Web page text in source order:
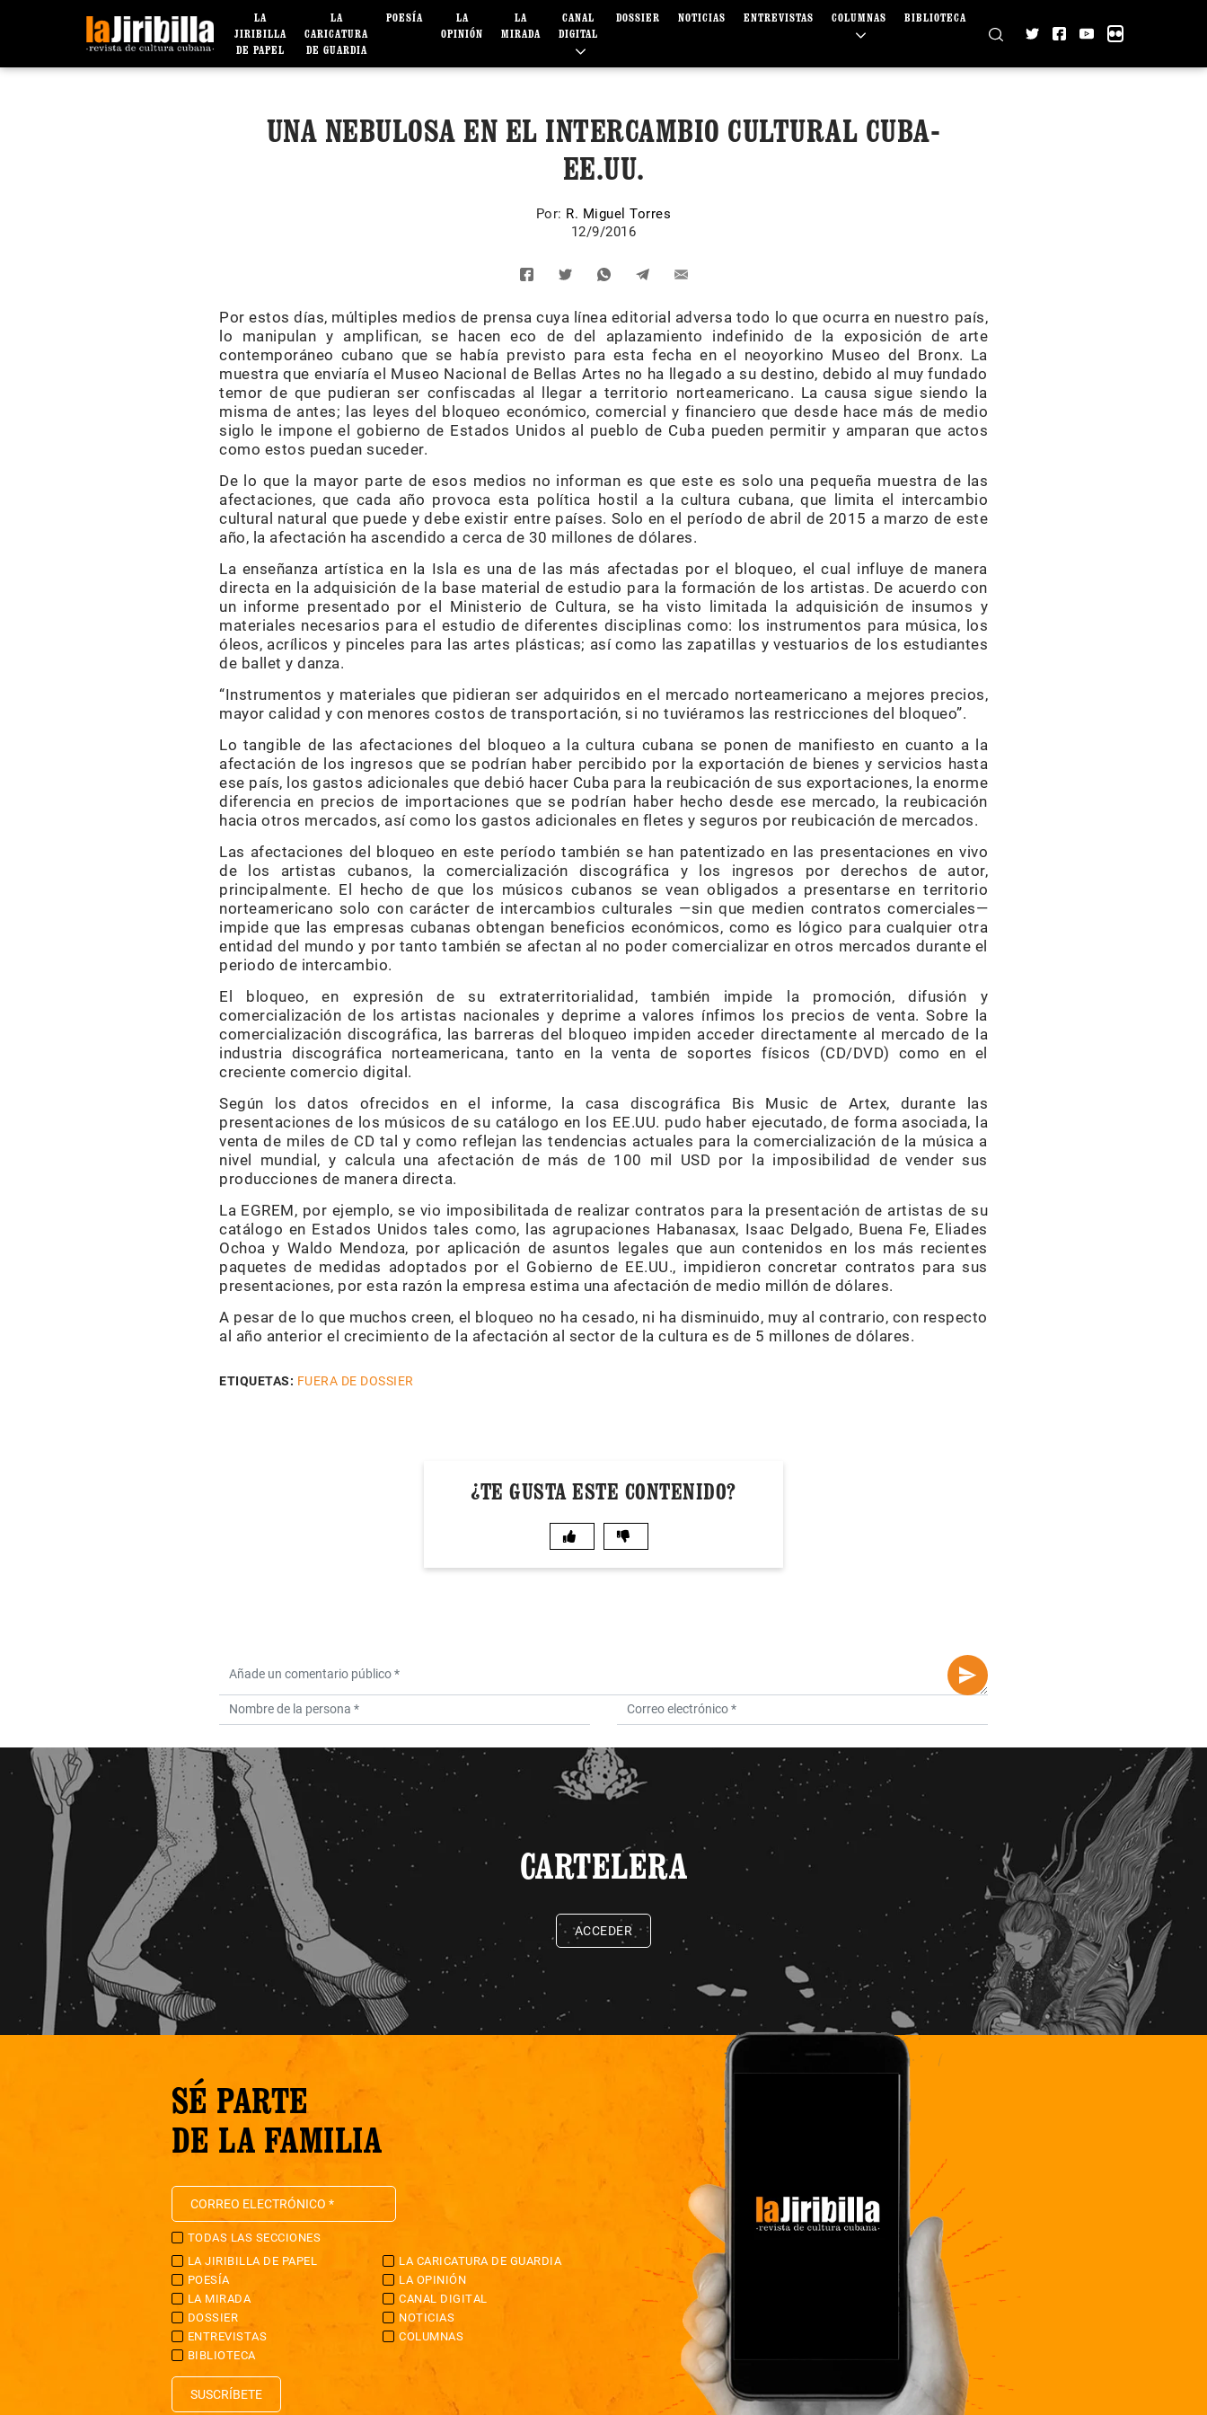
LA
JIRIBILLA
DE PAPEL
LA
CARICATURA
DE GUARDIA
POESÍA
LA
OPINIÓN
LA
MIRADA
CANAL
DIGITAL
DOSSIER NOTICIAS ENTREVISTAS COLUMNAS BIBLIOTECA
UNA NEBULOSA EN EL INTERCAMBIO CULTURAL CUBA-
EE.UU.
Por: R. Miguel Torres
12/9/2016
Por estos días, múltiples medios de prensa cuya línea editorial adversa todo lo que ocurra en nuestro país,
lo manipulan y amplifican, se hacen eco de del aplazamiento indefinido de la exposición de arte
contemporáneo cubano que se había previsto para esta fecha en el neoyorkino Museo del Bronx. La
muestra que enviaría el Museo Nacional de Bellas Artes no ha llegado a su destino, debido al muy fundado
temor de que pudieran ser confiscadas al llegar a territorio norteamericano. La causa sigue siendo la
misma de antes; las leyes del bloqueo económico, comercial y financiero que desde hace más de medio
siglo le impone el gobierno de Estados Unidos al pueblo de Cuba pueden permitir y amparan que actos
como estos puedan suceder.
De lo que la mayor parte de esos medios no informan es que este es solo una pequeña muestra de las
afectaciones, que cada año provoca esta política hostil a la cultura cubana, que limita el intercambio
cultural natural que puede y debe existir entre países. Solo en el período de abril de 2015 a marzo de este
año, la afectación ha ascendido a cerca de 30 millones de dólares.
La enseñanza artística en la Isla es una de las más afectadas por el bloqueo, el cual influye de manera
directa en la adquisición de la base material de estudio para la formación de los artistas. De acuerdo con
un informe presentado por el Ministerio de Cultura, se ha visto limitada la adquisición de insumos y
materiales necesarios para el estudio de diferentes disciplinas como: los instrumentos para música, los
óleos, acrílicos y pinceles para las artes plásticas; así como las zapatillas y vestuarios de los estudiantes
de ballet y danza.
“Instrumentos y materiales que pidieran ser adquiridos en el mercado norteamericano a mejores precios,
mayor calidad y con menores costos de transportación, si no tuviéramos las restricciones del bloqueo”.
Lo tangible de las afectaciones del bloqueo a la cultura cubana se ponen de manifiesto en cuanto a la
afectación de los ingresos que se podrían haber percibido por la exportación de bienes y servicios hasta
ese país, los gastos adicionales que debió hacer Cuba para la reubicación de sus exportaciones, la enorme
diferencia en precios de importaciones que se podrían haber hecho desde ese mercado, la reubicación
hacia otros mercados, así como los gastos adicionales en fletes y seguros por reubicación de mercados.
Las afectaciones del bloqueo en este período también se han patentizado en las presentaciones en vivo
de los artistas cubanos, la comercialización discográfica y los ingresos por derechos de autor,
principalmente. El hecho de que los músicos cubanos se vean obligados a presentarse en territorio
norteamericano solo con carácter de intercambios culturales —sin que medien contratos comerciales—
impide que las empresas cubanas obtengan beneficios económicos, como es lógico para cualquier otra
entidad del mundo y por tanto también se afectan al no poder comercializar en otros mercados durante el
periodo de intercambio.
El bloqueo, en expresión de su extraterritorialidad, también impide la promoción, difusión y
comercialización de los artistas nacionales y deprime a valores ínfimos los precios de venta. Sobre la
comercialización discográfica, las barreras del bloqueo impiden acceder directamente al mercado de la
industria discográfica norteamericana, tanto en la venta de soportes físicos (CD/DVD) como en el
creciente comercio digital.
Según los datos ofrecidos en el informe, la casa discográfica Bis Music de Artex, durante las
presentaciones de los músicos de su catálogo en los EE.UU. pudo haber ejecutado, de forma asociada, la
venta de miles de CD tal y como reflejan las tendencias actuales para la comercialización de la música a
nivel mundial, y calcula una afectación de más de 100 mil USD por la imposibilidad de vender sus
producciones de manera directa.
La EGREM, por ejemplo, se vio imposibilitada de realizar contratos para la presentación de artistas de su
catálogo en Estados Unidos tales como, las agrupaciones Habanasax, Isaac Delgado, Buena Fe, Eliades
Ochoa y Waldo Mendoza, por aplicación de asuntos legales que aun contenidos en los más recientes
paquetes de medidas adoptados por el Gobierno de EE.UU., impidieron concretar contratos para sus
presentaciones, por esta razón la empresa estima una afectación de medio millón de dólares.
A pesar de lo que muchos creen, el bloqueo no ha cesado, ni ha disminuido, muy al contrario, con respecto
al año anterior el crecimiento de la afectación al sector de la cultura es de 5 millones de dólares.
ETIQUETAS: FUERA DE DOSSIER
¿TE GUSTA ESTE CONTENIDO?
CARTELERA
ACCEDER
SÉ PARTE
DE LA FAMILIA
TODAS LAS SECCIONES
LA JIRIBILLA DE PAPEL
LA CARICATURA DE GUARDIA
POESÍA
LA OPINIÓN
LA MIRADA
CANAL DIGITAL
DOSSIER
NOTICIAS
ENTREVISTAS
COLUMNAS
BIBLIOTECA
SUSCRÍBETE